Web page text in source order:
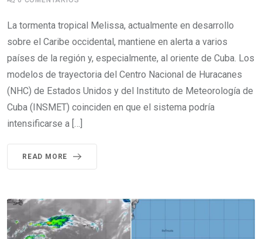
La tormenta tropical Melissa, actualmente en desarrollo
sobre el Caribe occidental, mantiene en alerta a varios
países de la región y, especialmente, al oriente de Cuba. Los
modelos de trayectoria del Centro Nacional de Huracanes
(NHC) de Estados Unidos y del Instituto de Meteorología de
Cuba (INSMET) coinciden en que el sistema podría
intensificarse a […]
READ MORE